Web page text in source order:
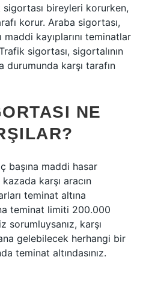
bireyleri korurken,
korur. Araba sigortası,
kayıplarını teminatlar
sigortası, sigortalının
karşı tarafın
NE
başına maddi hasar
karşı aracın
teminat altına
teminat limiti 200.000
sorumluysanız, karşı
gelebilecek herhangi bir
teminat altındasınız.